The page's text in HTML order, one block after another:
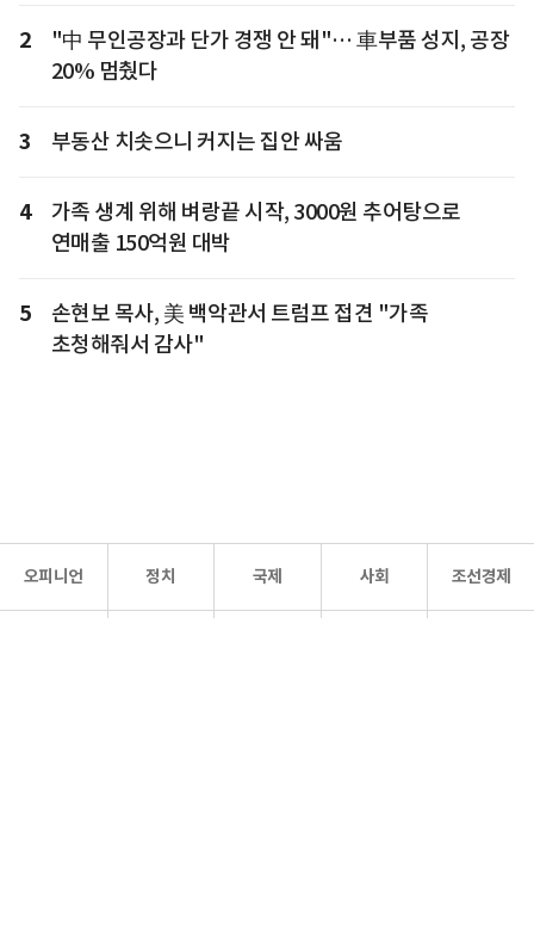
2
"中 무인공장과 단가 경쟁 안 돼"… 車부품 성지, 공장
20% 멈췄다
3 부동산 치솟으니 커지는 집안 싸움
4
가족 생계 위해 벼랑끝 시작, 3000원 추어탕으로
연매출 150억원 대박
5
손현보 목사, 美 백악관서 트럼프 접견 "가족
초청해줘서 감사"
오피니언 정치 국제 사회 조선경제